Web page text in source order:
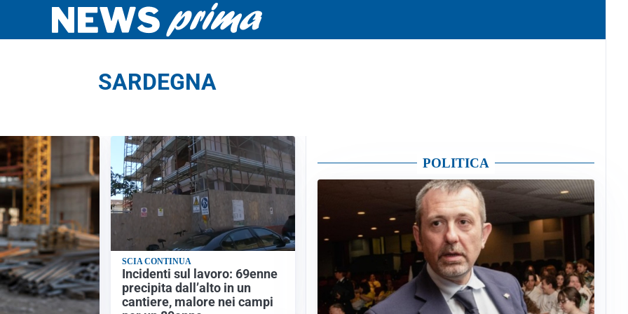
SARDEGNA
SCIA CONTINUA
Incidenti sul lavoro: 69enne
precipita dall’alto in un
cantiere, malore nei campi
POLITICA